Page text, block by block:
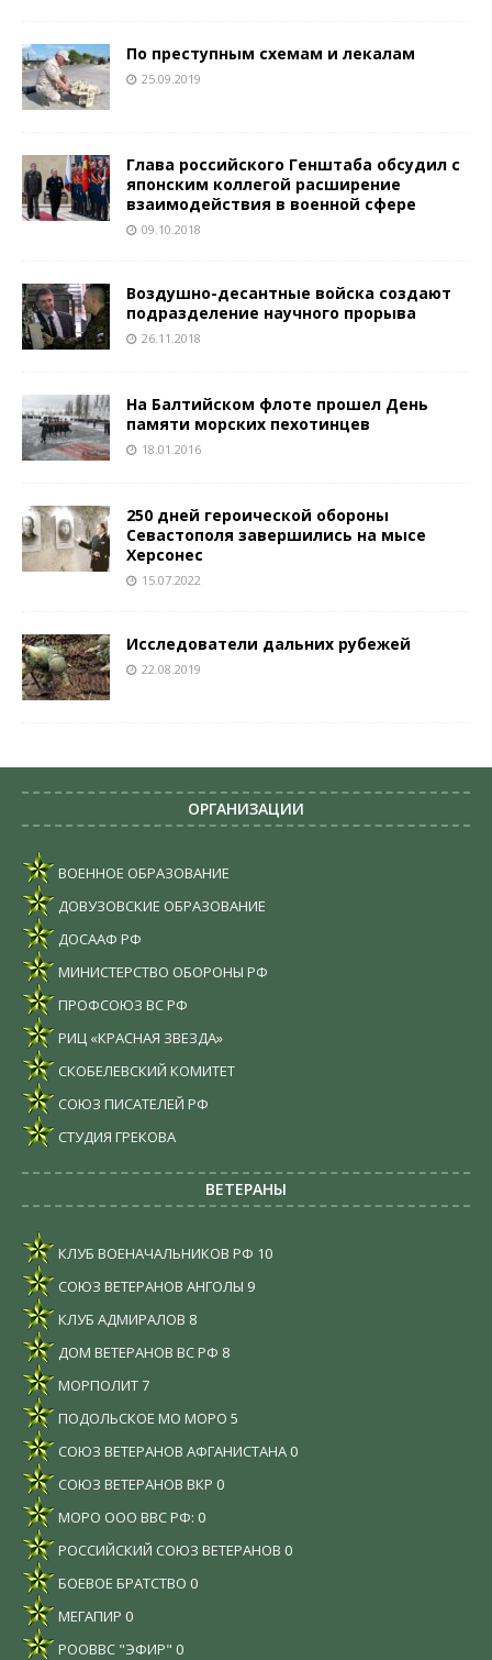
По преступным схемам и лекалам
25.09.2019
Глава российского Генштаба обсудил с
японским коллегой расширение
взаимодействия в военной сфере
09.10.2018
Воздушно-десантные войска создают
подразделение научного прорыва
26.11.2018
На Балтийском флоте прошел День
памяти морских пехотинцев
18.01.2016
250 дней героической обороны
Севастополя завершились на мысе
Херсонес
15.07.2022
Исследователи дальних рубежей
22.08.2019
ОРГАНИЗАЦИИ
ВОЕННОЕ ОБРАЗОВАНИЕ
ДОВУЗОВСКИЕ ОБРАЗОВАНИЕ
ДОСААФ РФ
МИНИСТЕРСТВО ОБОРОНЫ РФ
ПРОФСОЮЗ ВС РФ
РИЦ «КРАСНАЯ ЗВЕЗДА»
СКОБЕЛЕВСКИЙ КОМИТЕТ
СОЮЗ ПИСАТЕЛЕЙ РФ
СТУДИЯ ГРЕКОВА
ВЕТЕРАНЫ
КЛУБ ВОЕНАЧАЛЬНИКОВ РФ 10
СОЮЗ ВЕТЕРАНОВ АНГОЛЫ 9
КЛУБ АДМИРАЛОВ 8
ДОМ ВЕТЕРАНОВ ВС РФ 8
МОРПОЛИТ7
ПОДОЛЬСКОЕ МО МОРО 5
СОЮЗ ВЕТЕРАНОВ АФГАНИСТАНА 0
СОЮЗ ВЕТЕРАНОВ ВКР 0
МОРО ООО ВВС РФ: 0
РОССИЙСКИЙ СОЮЗ ВЕТЕРАНОВ 0
БОЕВОЕ БРАТСТВО 0
МЕГАПИР 0
РООВВС "ЭФИР" 0